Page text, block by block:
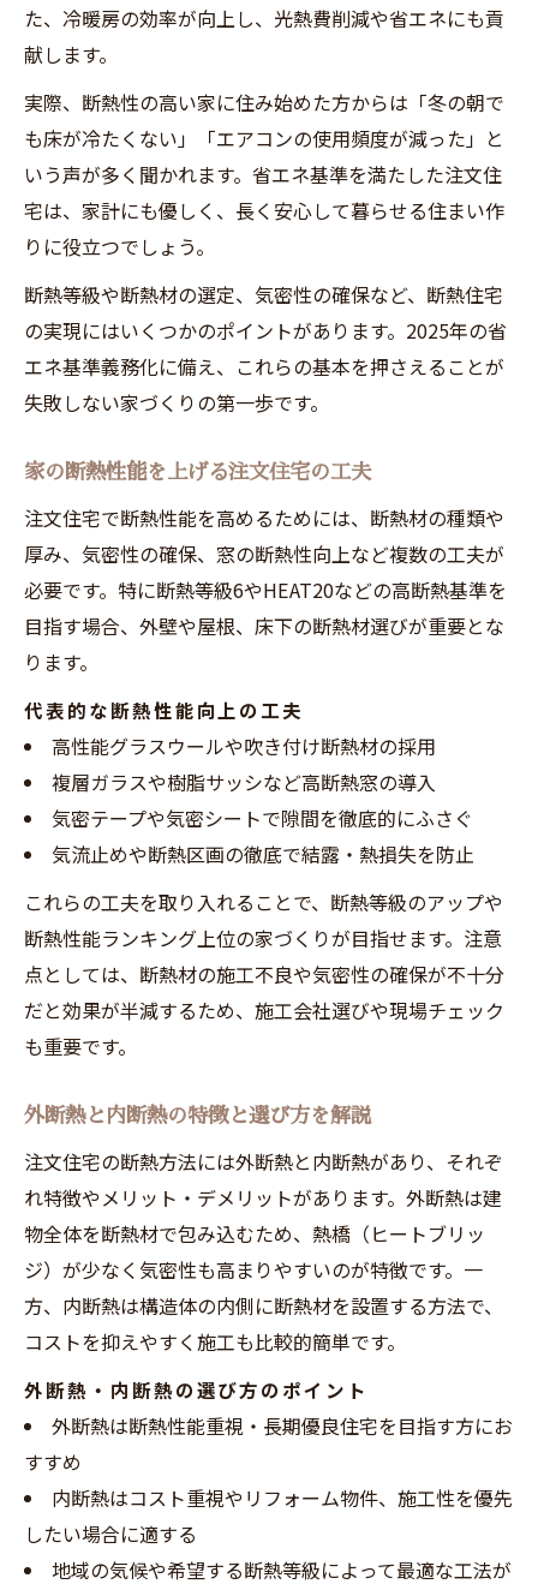
た、冷暖房の効率が向上し、光熱費削減や省エネにも貢
献します。
実際、断熱性の高い家に住み始めた方からは「冬の朝で
も床が冷たくない」「エアコンの使用頻度が減った」と
いう声が多く聞かれます。省エネ基準を満たした注文住
宅は、家計にも優しく、長く安心して暮らせる住まい作
りに役立つでしょう。
断熱等級や断熱材の選定、気密性の確保など、断熱住宅
の実現にはいくつかのポイントがあります。2025年の省
エネ基準義務化に備え、これらの基本を押さえることが
失敗しない家づくりの第一歩です。
家の断熱性能を上げる注文住宅の工夫
注文住宅で断熱性能を高めるためには、断熱材の種類や
厚み、気密性の確保、窓の断熱性向上など複数の工夫が
必要です。特に断熱等級6やHEAT20などの高断熱基準を
目指す場合、外壁や屋根、床下の断熱材選びが重要とな
ります。
代表的な断熱性能向上の工夫
高性能グラスウールや吹き付け断熱材の採用
複層ガラスや樹脂サッシなど高断熱窓の導入
気密テープや気密シートで隙間を徹底的にふさぐ
気流止めや断熱区画の徹底で結露・熱損失を防止
これらの工夫を取り入れることで、断熱等級のアップや
断熱性能ランキング上位の家づくりが目指せます。注意
点としては、断熱材の施工不良や気密性の確保が不十分
だと効果が半減するため、施工会社選びや現場チェック
も重要です。
外断熱と内断熱の特徴と選び方を解説
注文住宅の断熱方法には外断熱と内断熱があり、それぞ
れ特徴やメリット・デメリットがあります。外断熱は建
物全体を断熱材で包み込むため、熱橋（ヒートブリッ
ジ）が少なく気密性も高まりやすいのが特徴です。一
方、内断熱は構造体の内側に断熱材を設置する方法で、
コストを抑えやすく施工も比較的簡単です。
外断熱・内断熱の選び方のポイント
外断熱は断熱性能重視・長期優良住宅を目指す方にお
すすめ
内断熱はコスト重視やリフォーム物件、施工性を優先
したい場合に適する
地域の気候や希望する断熱等級によって最適な工法が